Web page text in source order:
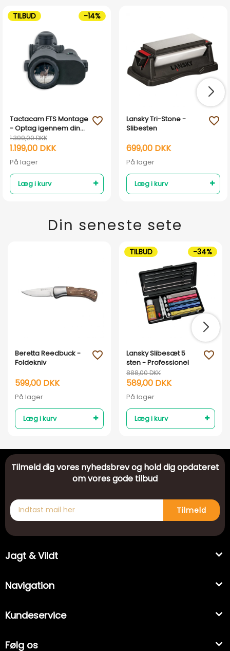
Tactacam FTS Montage
- Optag igennem din
sigtekikkert
1.399,00 DKK
1.199,00 DKK
På lager
Læg i kurv
favorite_outline
TILBUD -14%
Lansky Tri-Stone -
Slibesten
699,00 DKK
På lager
Læg i kurv
favorite_outline
Din seneste sete
Beretta Reedbuck -
Foldekniv
599,00 DKK
På lager
Læg i kurv
favorite_outline
Lansky Slibesæt 5
sten - Professionel
888,00 DKK
589,00 DKK
På lager
Læg i kurv
favorite_outline
TILBUD -34%
Tilmeld dig vores nyhedsbrev og hold dig opdateret
om vores gode tilbud
Tilmeld
Jagt & Vildt
Navigation
Kundeservice
Følg os